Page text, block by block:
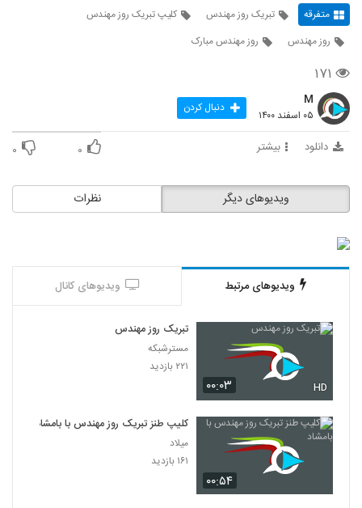
متفرقه تبریک روز مهندس
کلیپ تبریک روز مهندس
روز مهندس
روز مهندس مبارک
۱۷۱
M
۰۵ اسفند ۱۴۰۰ دنبال کردن
دانلود بیشتر ۰ ۰
نظرات ویدیوهای دیگر
ویدیوهای مرتبط ویدیوهای کانال
۰۰:۰۳ HD
تبریک روز مهندس
مسترشبکه
۲۲۱ بازدید
۰۰:۵۴
کلیپ طنز تبریک روز مهندس با بامشاد
میلاد
۱۶۱ بازدید